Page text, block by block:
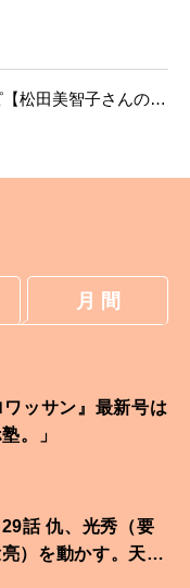
松田美智子さんの定
月 間
ッサン』最新号は
。」
話 仇、光秀（要
）を動かす。天下